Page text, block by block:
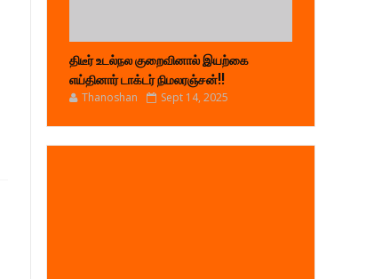
திடீர் உடல்நல குறைவினால் இயற்கை
எய்தினார் டாக்டர் நிமலரஞ்சன்!!
Thanoshan Sept 14, 2025